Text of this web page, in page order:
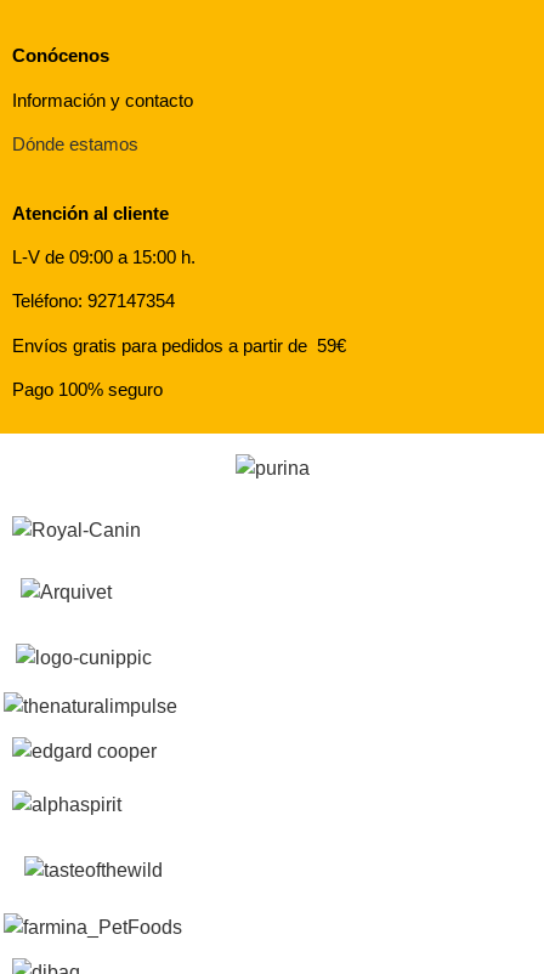
Conócenos
Información y contacto
Dónde estamos
Atención al cliente
L-V de 09:00 a 15:00 h.
Teléfono: 927147354
Envíos gratis para pedidos a partir de 59€
Pago 100% seguro